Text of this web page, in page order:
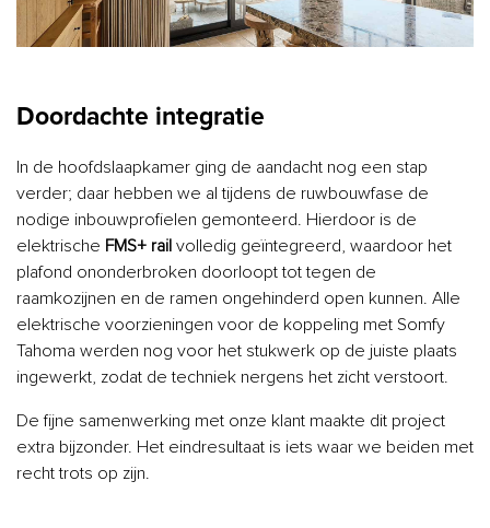
Doordachte integratie
In de hoofdslaapkamer ging de aandacht nog een stap
verder; daar hebben we al tijdens de ruwbouwfase de
nodige inbouwprofielen gemonteerd. Hierdoor is de
elektrische FMS+ rail volledig geïntegreerd, waardoor het
plafond ononderbroken doorloopt tot tegen de
raamkozijnen en de ramen ongehinderd open kunnen. Alle
elektrische voorzieningen voor de koppeling met Somfy
Tahoma werden nog voor het stukwerk op de juiste plaats
ingewerkt, zodat de techniek nergens het zicht verstoort.
De fijne samenwerking met onze klant maakte dit project
extra bijzonder. Het eindresultaat is iets waar we beiden met
recht trots op zijn.